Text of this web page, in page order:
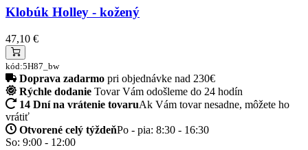
Klobúk Holley - kožený
47,10 €
kód:5H87_bw
Doprava zadarmo pri objednávke nad 230€
Rýchle dodanie Tovar Vám odošleme do 24 hodín
14 Dní na vrátenie tovaruAk Vám tovar nesadne, môžete ho
vrátiť
Otvorené celý týždeňPo - pia: 8:30 - 16:30
So: 9:00 - 12:00